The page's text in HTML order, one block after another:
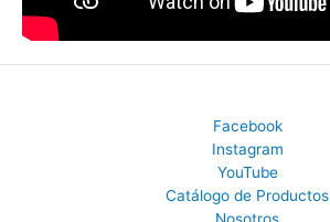
Facebook
Instagram
YouTube
Catálogo de Productos
Nosotros